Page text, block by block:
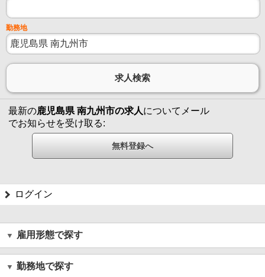
勤務地
最新の鹿児島県 南九州市の求人についてメール
でお知らせを受け取る:
ログイン
雇用形態で探す
勤務地で探す